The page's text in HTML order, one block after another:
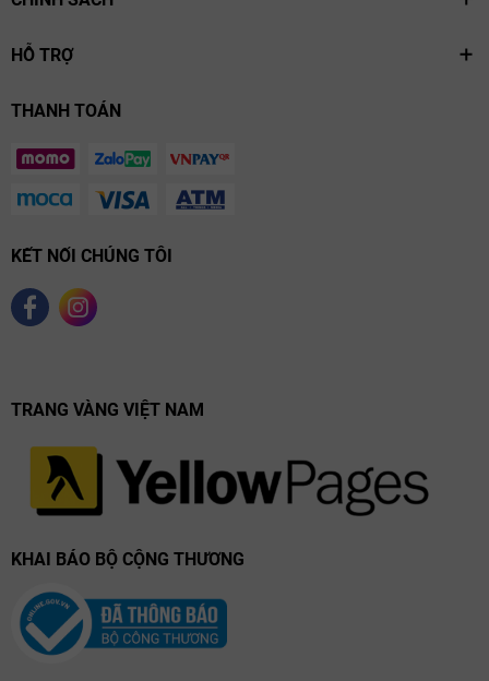
HỖ TRỢ
THANH TOÁN
KẾT NỐI CHÚNG TÔI
TRANG VÀNG VIỆT NAM
KHAI BÁO BỘ CỘNG THƯƠNG